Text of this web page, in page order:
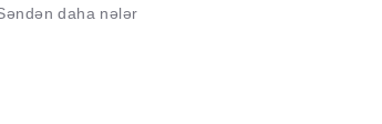
daha nələr